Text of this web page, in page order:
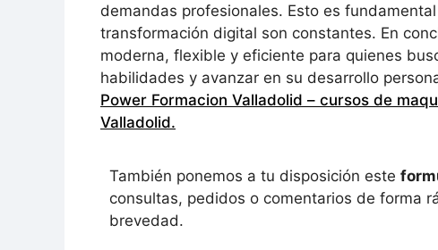
demandas profesionales. Esto es
transformación digital son constantes. En
moderna, flexible y eficiente para quienes
habilidades y avanzar en su desarrollo
Power Formacion Valladolid – cursos de
Valladolid.
También ponemos a tu disposición este
consultas, pedidos o comentarios de forma
brevedad.